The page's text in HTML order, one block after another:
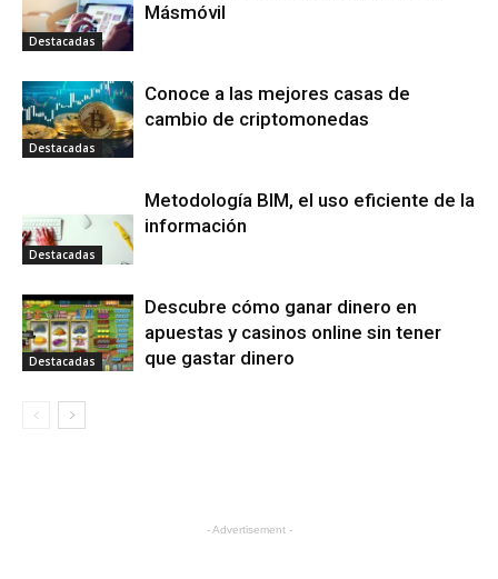
Destacadas
Másmóvil
Destacadas
Conoce a las mejores casas de
cambio de criptomonedas
Destacadas
Metodología BIM, el uso eficiente de la
información
Destacadas
Descubre cómo ganar dinero en
apuestas y casinos online sin tener
que gastar dinero
- Advertisement -